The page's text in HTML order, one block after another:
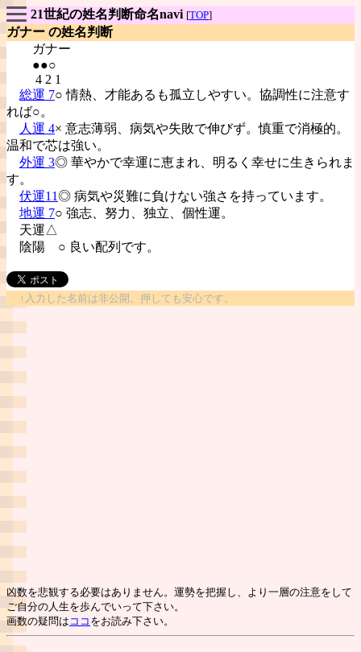
21世紀の姓名判断命名navi [TOP]
ガナー の姓名判断
ガナー
●●○
4 2 1
総運 7○ 情熱、才能あるも孤立しやすい。協調性に注意す
れば○。
人運 4× 意志薄弱、病気や失敗で伸びず。慎重で消極的。
温和で芯は強い。
外運 3◎ 華やかで幸運に恵まれ、明るく幸せに生きられま
す。
伏運11◎ 病気や災難に負けない強さを持っています。
地運 7○ 強志、努力、独立、個性運。
天運△
陰陽 ○ 良い配列です。
↑入力した名前は非公開。押しても安心です。
凶数を悲観する必要はありません。運勢を把握し、より一層の注意をして
ご自分の人生を歩んでいって下さい。
画数の疑問は ココ をお読み下さい。